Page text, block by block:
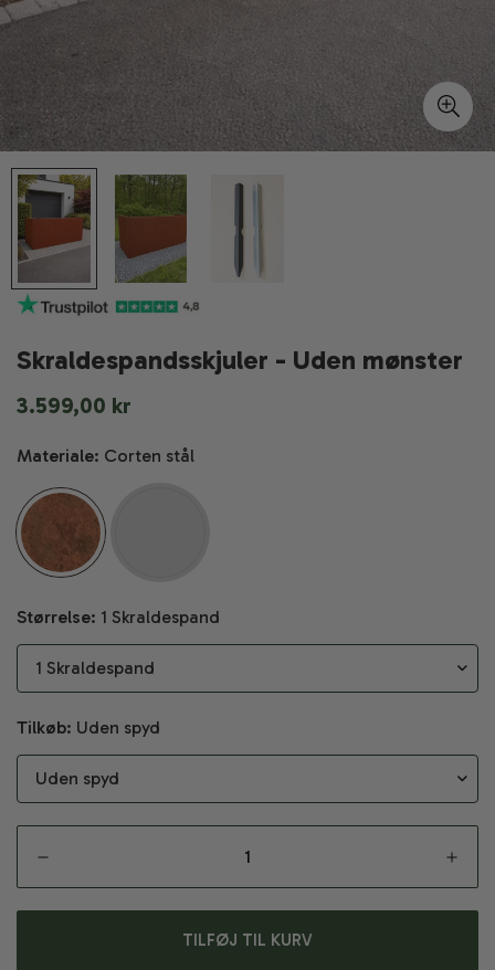
Skraldespandsskjuler - Uden mønster
Normal
3.599,00 kr
Materiale: Corten stål
Størrelse: 1 Skraldespand
Tilkøb: Uden spyd
TILFØJ TIL KURV